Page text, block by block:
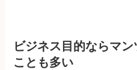
ビジネス目的ならマ
ことも多い